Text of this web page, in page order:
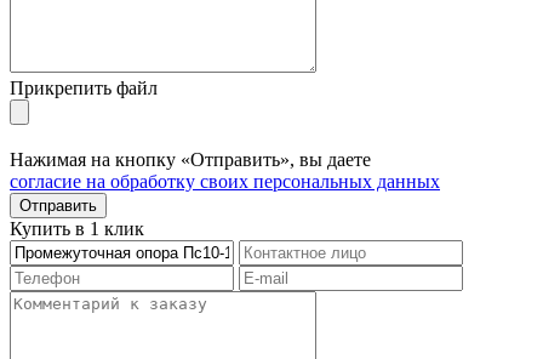
Прикрепить файл
Нажимая на кнопку «Отправить», вы даете
согласие на обработку своих персональных данных
Отправить
Купить в 1 клик